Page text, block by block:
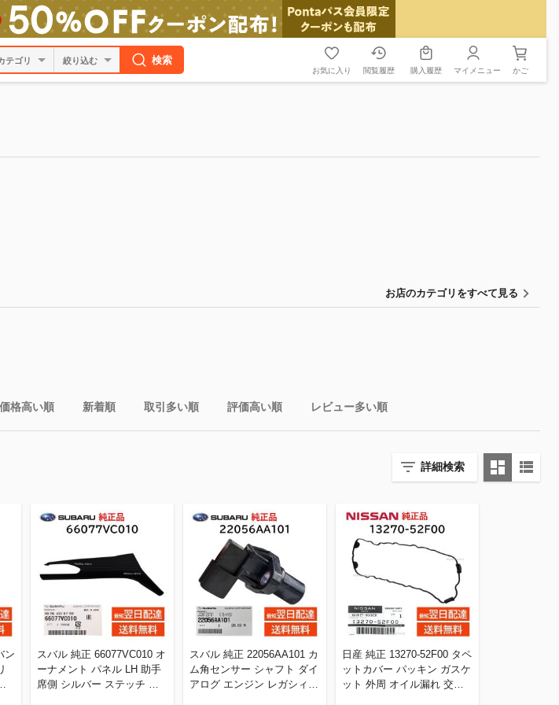
絞り込む 検索
お気に入り 閲覧履歴 購入履歴 マイメニュー かご
お店のカテゴリをすべて見る
価格高い順 新着順 取引多い順 評価高い順 レビュー多い順
詳細検索
ン
スバル 純正 66077VC010 オ
ーナメント パネル LH 助手
席側 シルバー ステッチ レ
スバル 純正 22056AA101 カ
ム角センサー シャフト ダイ
アログ エンジン レガシィ
日産 純正 13270-52F00 タペ
ットカバー パッキン ガスケ
ット 外周 オイル漏れ 交換